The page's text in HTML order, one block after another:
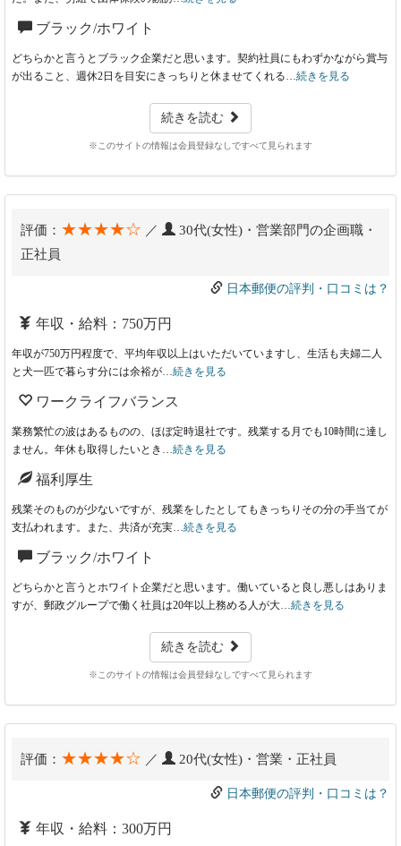
ブラック/ホワイト
どちらかと言うとブラック企業だと思います。契約社員にもわずかながら賞与
が出ること、週休2日を目安にきっちりと休ませてくれる… 続きを見る
続きを読む
※このサイトの情報は会員登録なしですべて見られます
評価： ★★★★☆ ／
30代(女性)・営業部門の企画職・
正社員
日本郵便の評判・口コミは？
年収・給料：750万円
年収が750万円程度で、平均年収以上はいただいていますし、生活も夫婦二人
と犬一匹で暮らす分には余裕が… 続きを見る
ワークライフバランス
業務繁忙の波はあるものの、ほぼ定時退社です。残業する月でも10時間に達し
ません。年休も取得したいとき… 続きを見る
福利厚生
残業そのものが少ないですが、残業をしたとしてもきっちりその分の手当てが
支払われます。また、共済が充実… 続きを見る
ブラック/ホワイト
どちらかと言うとホワイト企業だと思います。働いていると良し悪しはありま
すが、郵政グループで働く社員は20年以上務める人が大… 続きを見る
続きを読む
※このサイトの情報は会員登録なしですべて見られます
評価： ★★★★☆ ／ 20代(女性)・営業・正社員
日本郵便の評判・口コミは？
年収・給料：300万円